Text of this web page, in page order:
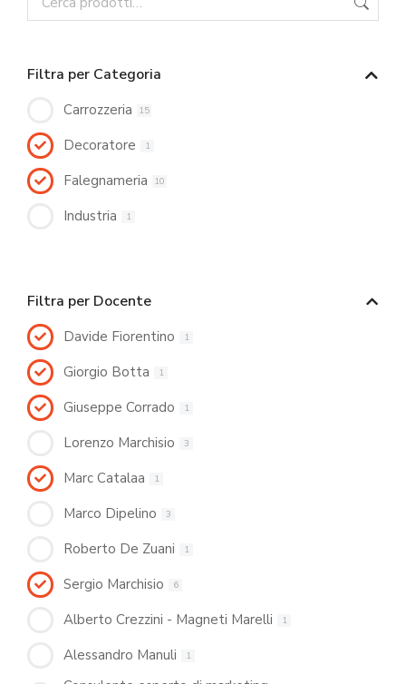
Filtra per Categoria
Carrozzeria 15
Decoratore 1
Falegnameria 10
Industria 1
Filtra per Docente
Davide Fiorentino 1
Giorgio Botta 1
Giuseppe Corrado 1
Lorenzo Marchisio 3
Marc Catalaa 1
Marco Dipelino 3
Roberto De Zuani 1
Sergio Marchisio 6
Alberto Crezzini - Magneti Marelli 1
Alessandro Manuli 1